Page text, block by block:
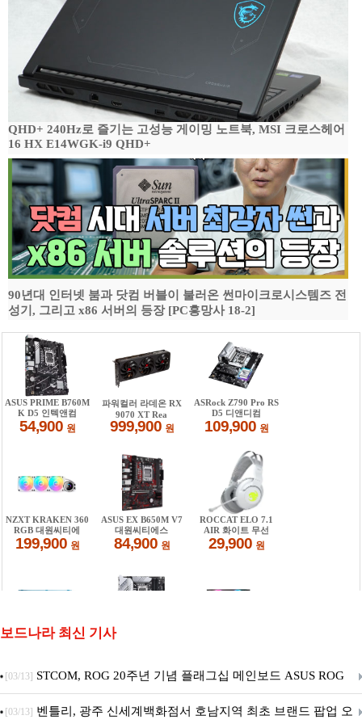
QHD+ 240Hz로 즐기는 고성능 게이밍 노트북, MSI 크로스헤어
16 HX E14WGK-i9 QHD+
90년대 인터넷 붐과 닷컴 버블이 불러온 썬마이크로시스템즈 전
성기, 그리고 x86 서버의 등장 [PC흥망사 18-2]
보드나라 최신 기사
[03/13] STCOM, ROG 20주년 기념 플래그십 메인보드 ASUS ROG
Crosshair X870E EDITION 20 국내 출시 예정
[03/13] 벤틀리, 광주 신세계백화점서 호남지역 최초 브랜드 팝업 오